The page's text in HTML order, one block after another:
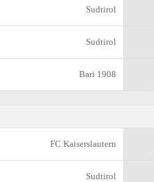
Sudtirol
Sudtirol
Bari 1908
FC Kaiserslautern
Sudtirol